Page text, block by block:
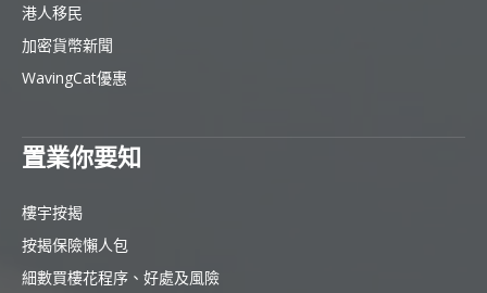
港人移民
加密貨幣新聞
WavingCat優惠
置業你要知
樓宇按揭
按揭保險懶人包
細數買樓花程序、好處及風險